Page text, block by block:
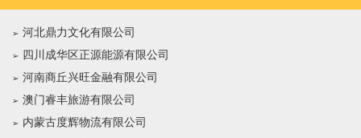
河北鼎力文化有限公司
四川成华区正源能源有限公司
河南商丘兴旺金融有限公司
澳门睿丰旅游有限公司
内蒙古度辉物流有限公司